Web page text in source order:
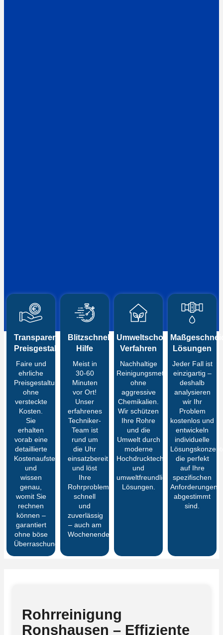
Transparente
Preisgestaltung
Faire und
ehrliche
Preisgestaltung
ohne
versteckte
Kosten.
Sie
erhalten
vorab eine
detaillierte
Kostenaufstellung
und
wissen
genau,
womit Sie
rechnen
können –
garantiert
ohne böse
Überraschungen
Blitzschnelle
Hilfe
Meist in
30-60
Minuten
vor Ort!
Unser
erfahrenes
Techniker-
Team ist
rund um
die Uhr
einsatzbereit
und löst
Ihre
Rohrprobleme
schnell
und
zuverlässig
– auch am
Wochenende.
Umweltschonende
Verfahren
Nachhaltige
Reinigungsmethoden
ohne
aggressive
Chemikalien.
Wir schützen
Ihre Rohre
und die
Umwelt durch
moderne
Hochdrucktechnik
und
umweltfreundliche
Lösungen.
Lösungen
Jeder Fall ist
einzigartig –
deshalb
analysieren
wir Ihr
Problem
kostenlos und
entwickeln
individuelle
die perfekt
auf Ihre
spezifischen
Anforderungen
abgestimmt
sind.
Rohrreinigung
Ronshausen – Effiziente